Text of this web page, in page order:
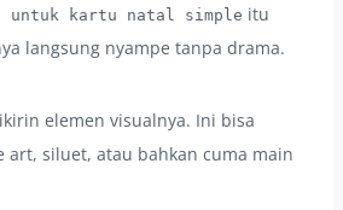
untuk kartu natal simple itu
langsung nyampe tanpa drama.
elemen visualnya. Ini bisa
siluet, atau bahkan cuma main